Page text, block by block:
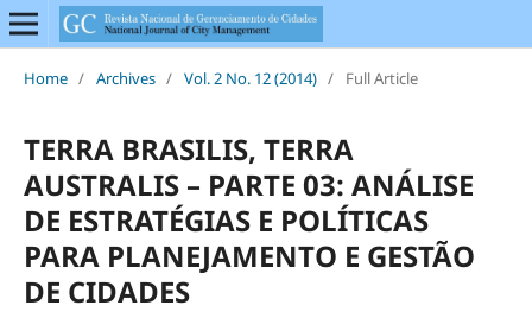
Home / Archives / Vol. 2 No. 12 (2014) / Full Article
TERRA BRASILIS, TERRA
AUSTRALIS – PARTE 03: ANÁLISE
DE ESTRATÉGIAS E POLÍTICAS
PARA PLANEJAMENTO E GESTÃO
DE CIDADES